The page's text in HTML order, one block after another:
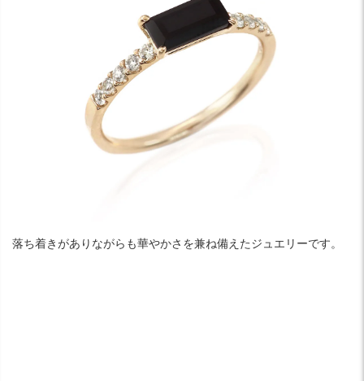
落ち着きがありながらも華やかさを兼ね備えたジュエリーです。